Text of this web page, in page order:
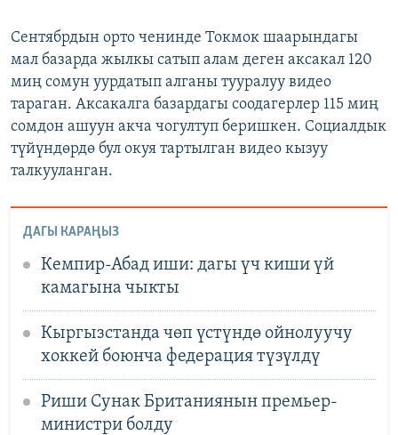
Сентябрдын орто ченинде Токмок шаарындагы
мал базарда жылкы сатып алам деген аксакал 120
миң сомун уурдатып алганы тууралуу видео
тараган. Аксакалга базардагы соодагерлер 115 миң
сомдон ашуун акча чогултуп беришкен. Социалдык
түйүндөрдө бул окуя тартылган видео кызуу
талкууланган.
ДАГЫ КАРАҢЫЗ
Кемпир-Абад иши: дагы үч киши үй
камагына чыкты
Кыргызстанда чөп үстүндө ойнолуучу
хоккей боюнча федерация түзүлдү
Риши Сунак Британиянын премьер-
министри болду